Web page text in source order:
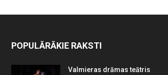
POPULĀRĀKIE RAKSTI
Valmieras drāmas teātris